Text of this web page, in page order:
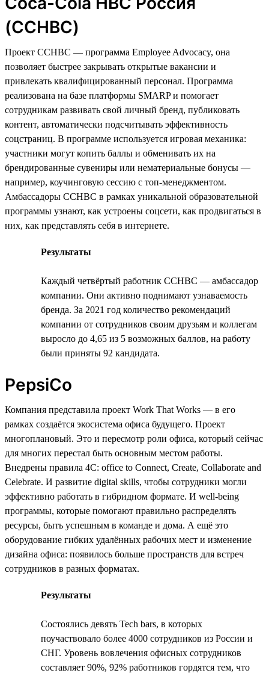
(CCHBC)
Проект CCHBC — программа Employee Advocacy, она
позволяет быстрее закрывать открытые вакансии и
привлекать квалифицированный персонал. Программа
реализована на базе платформы SMARP и помогает
сотрудникам развивать свой личный бренд, публиковать
контент, автоматически подсчитывать эффективность
соцстраниц. В программе используется игровая механика:
участники могут копить баллы и обменивать их на
брендированные сувениры или нематериальные бонусы —
например, коучинговую сессию с топ-менеджментом.
Амбассадоры CCHBC в рамках уникальной образовательной
программы узнают, как устроены соцсети, как продвигаться в
них, как представлять себя в интернете.
Результаты
Каждый четвёртый работник CCHBC — амбассадор
компании. Они активно поднимают узнаваемость
бренда. За 2021 год количество рекомендаций
компании от сотрудников своим друзьям и коллегам
выросло до 4,65 из 5 возможных баллов, на работу
были приняты 92 кандидата.
PepsiCo
Компания представила проект Work That Works — в его
рамках создаётся экосистема офиса будущего. Проект
многоплановый. Это и пересмотр роли офиса, который сейчас
для многих перестал быть основным местом работы.
Внедрены правила 4C: office to Connect, Create, Collaborate and
Celebrate. И развитие digital skills, чтобы сотрудники могли
эффективно работать в гибридном формате. И well-being
программы, которые помогают правильно распределять
ресурсы, быть успешным в команде и дома. А ещё это
оборудование гибких удалённых рабочих мест и изменение
дизайна офиса: появилось больше пространств для встреч
сотрудников в разных форматах.
Результаты
Состоялись девять Tech bars, в которых
поучаствовало более 4000 сотрудников из России и
СНГ. Уровень вовлечения офисных сотрудников
составляет 90%, 92% работников гордятся тем, что